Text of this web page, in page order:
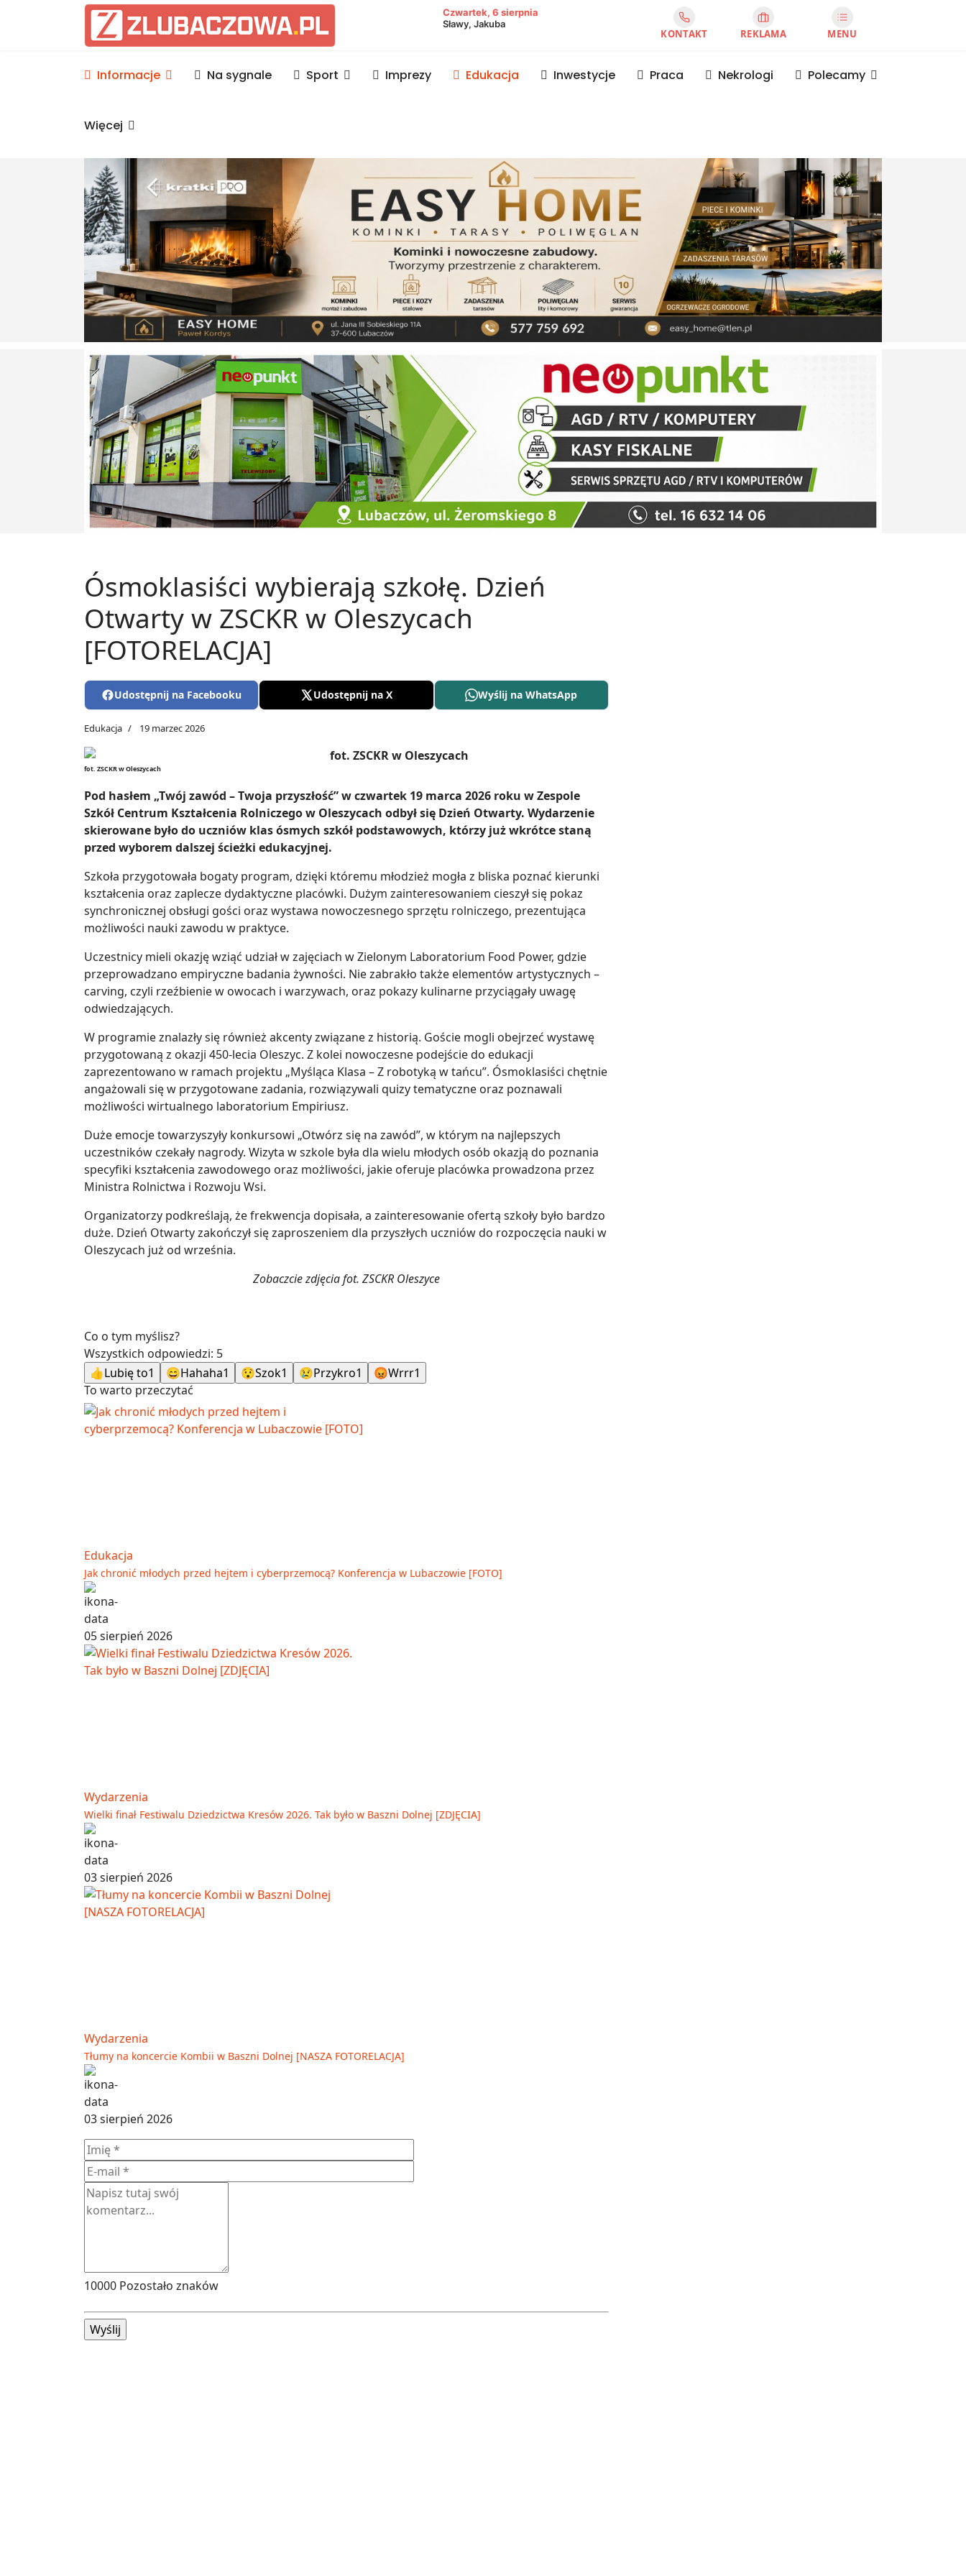
Informacje Lubaczów, powiat lubaczowski
Czwartek, 6 sierpnia
Sławy, Jakuba
KONTAKT REKLAMA MENU
Informacje Na sygnale Sport Imprezy Edukacja Inwestycje Praca Nekrologi Polecamy
Więcej
Ósmoklasiści wybierają szkołę. Dzień
Otwarty w ZSCKR w Oleszycach
[FOTORELACJA]
Udostępnij na Facebooku Udostępnij na X Wyślij na WhatsApp
Edukacja 19 marzec 2026
fot. ZSCKR w Oleszycach
Pod hasłem „Twój zawód – Twoja przyszłość” w czwartek 19 marca 2026 roku w Zespole
Szkół Centrum Kształcenia Rolniczego w Oleszycach odbył się Dzień Otwarty. Wydarzenie
skierowane było do uczniów klas ósmych szkół podstawowych, którzy już wkrótce staną
przed wyborem dalszej ścieżki edukacyjnej.
Szkoła przygotowała bogaty program, dzięki któremu młodzież mogła z bliska poznać kierunki
kształcenia oraz zaplecze dydaktyczne placówki. Dużym zainteresowaniem cieszył się pokaz
synchronicznej obsługi gości oraz wystawa nowoczesnego sprzętu rolniczego, prezentująca
możliwości nauki zawodu w praktyce.
Uczestnicy mieli okazję wziąć udział w zajęciach w Zielonym Laboratorium Food Power, gdzie
przeprowadzano empiryczne badania żywności. Nie zabrakło także elementów artystycznych –
carving, czyli rzeźbienie w owocach i warzywach, oraz pokazy kulinarne przyciągały uwagę
odwiedzających.
W programie znalazły się również akcenty związane z historią. Goście mogli obejrzeć wystawę
przygotowaną z okazji 450-lecia Oleszyc. Z kolei nowoczesne podejście do edukacji
zaprezentowano w ramach projektu „Myśląca Klasa – Z robotyką w tańcu”. Ósmoklasiści chętnie
angażowali się w przygotowane zadania, rozwiązywali quizy tematyczne oraz poznawali
możliwości wirtualnego laboratorium Empiriusz.
Duże emocje towarzyszyły konkursowi „Otwórz się na zawód”, w którym na najlepszych
uczestników czekały nagrody. Wizyta w szkole była dla wielu młodych osób okazją do poznania
specyfiki kształcenia zawodowego oraz możliwości, jakie oferuje placówka prowadzona przez
Ministra Rolnictwa i Rozwoju Wsi.
Organizatorzy podkreślają, że frekwencja dopisała, a zainteresowanie ofertą szkoły było bardzo
duże. Dzień Otwarty zakończył się zaproszeniem dla przyszłych uczniów do rozpoczęcia nauki w
Oleszycach już od września.
Zobaczcie zdjęcia fot. ZSCKR Oleszyce
Co o tym myślisz?
Wszystkich odpowiedzi: 5
👍Lubię to1 😄Hahaha1 😯Szok1 😢Przykro1 😡Wrrr1
To warto przeczytać
Edukacja
Jak chronić młodych przed hejtem i cyberprzemocą? Konferencja w Lubaczowie [FOTO]
05 sierpień 2026
Wydarzenia
Wielki finał Festiwalu Dziedzictwa Kresów 2026. Tak było w Baszni Dolnej [ZDJĘCIA]
03 sierpień 2026
Wydarzenia
Tłumy na koncercie Kombii w Baszni Dolnej [NASZA FOTORELACJA]
03 sierpień 2026
10000 Pozostało znaków
Wyślij